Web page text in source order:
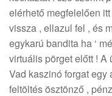
elérhető megfelelően
vissza , ellazul fel , és
egykarú bandita ha ‘
virtuális pörget előtt !
Vad kaszinó forgat
feltöltés ösztönző ,